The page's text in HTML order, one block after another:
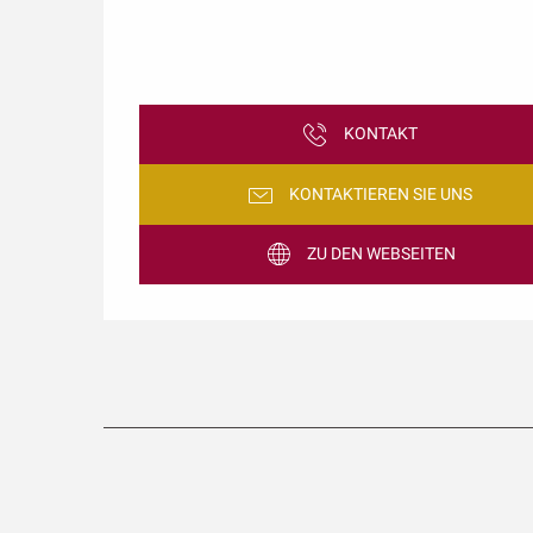
KONTAKT
KONTAKTIEREN SIE UNS
ZU DEN WEBSEITEN